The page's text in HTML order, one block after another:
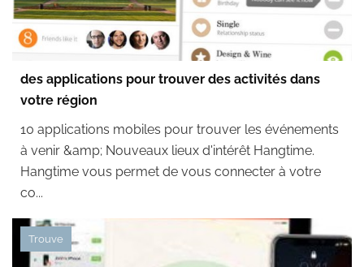
des applications pour trouver des activités dans
votre région
10 applications mobiles pour trouver les événements
à venir &amp; Nouveaux lieux d'intérêt Hangtime.
Hangtime vous permet de vous connecter à votre
co...
Trouve